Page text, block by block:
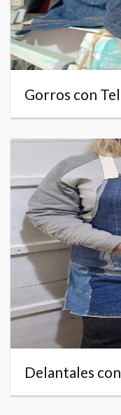
Gorros con
Delantales